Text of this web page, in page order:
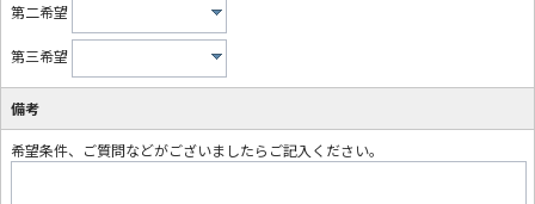
第二希望
第三希望
備考
希望条件、ご質問などがございましたらご記入ください。